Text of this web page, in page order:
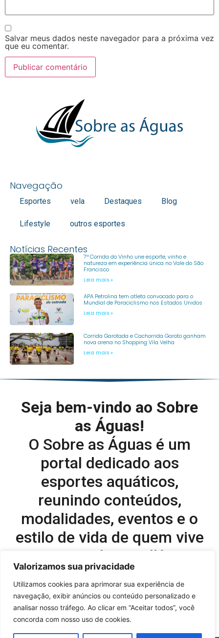
Valorizamos sua privacidade
Utilizamos cookies para aprimorar sua experiência de
navegação, exibir anúncios ou conteúdo personalizado e
analisar nosso tráfego. Ao clicar em “Aceitar todos”, você
concorda com nosso uso de cookies.
Salvar meus dados neste navegador para a próxima vez
que eu comentar.
Navegação
Esportes vela Destaques Blog
Lifestyle outros esportes
Notícias Recentes
7ª Corrida do Vinho une esporte, vinho e
natureza em experiência única no Vale do São
Francisco
Leia mais »
APA Petrolina tem atleta convocado para o
Mundial de Paraciclismo nos Estados Unidos
Leia mais »
Corrida Garotada e Cachorrida Garoto ganham
nova arena no Shopping Vila Velha
Leia mais »
Seja bem-vindo ao Sobre
as Águas!
O Sobre as Águas é um
portal dedicado aos
esportes aquáticos,
reunindo conteúdos,
modalidades, eventos e o
estilo de vida de quem vive
o esporte dentro d’água.
Flavio Perez –flavio@onboardsports.net
+55 11 99949-8035